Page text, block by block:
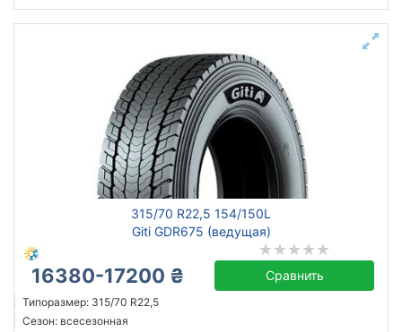
315/70 R22,5 154/150L
Giti GDR675 (ведущая)
16380-17200 ₴ Сравнить
Типоразмер: 315/70 R22,5
Сезон: всесезонная
Год производства
Страна производства
Подобрать